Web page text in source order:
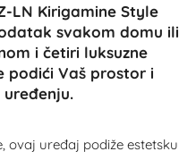
LN Kirigamine Style
svakom domu ili
i četiri luksuzne
podići Vaš prostor i
ovaj uređaj podiže estetsku